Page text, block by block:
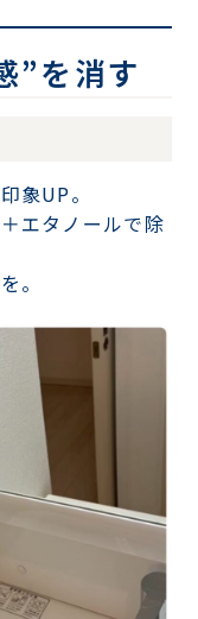
”を消す
象UP。
エタノールで除
を。